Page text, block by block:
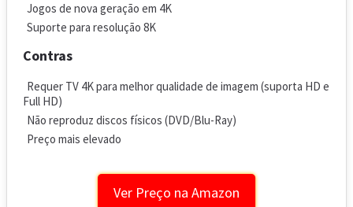
Jogos de nova geração em 4K
Suporte para resolução 8K
Contras
Requer TV 4K para melhor qualidade de imagem (suporta HD e
Full HD)
Não reproduz discos físicos (DVD/Blu-Ray)
Preço mais elevado
Ver Preço na Amazon